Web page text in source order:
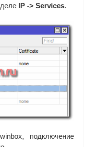
IP -> Services.
подключение